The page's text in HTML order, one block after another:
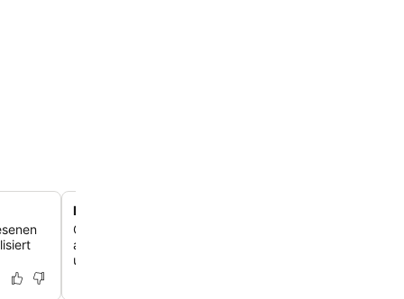
Frühstücksterrasse mit Meerblick
Genieße ein reichhaltiges und abwechslungsreiches
auf der Panoramaterrasse mit herrlichem Blick auf die
und das Mittelmeer.